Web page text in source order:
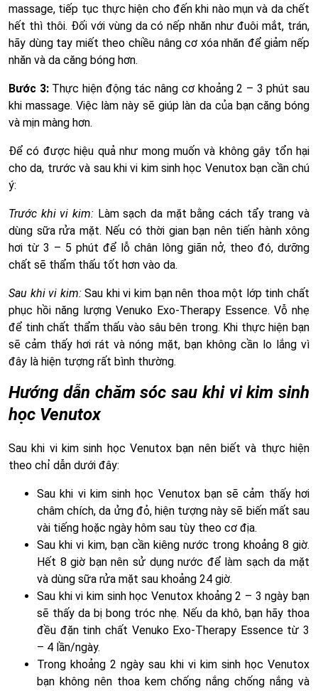
massage, tiếp tục thực hiện cho đến khi nào mụn và da chết
hết thì thôi. Đối với vùng da có nếp nhăn như đuôi mắt, trán,
hãy dùng tay miết theo chiều nâng cơ xóa nhăn để giảm nếp
nhăn và da căng bóng hơn.
Bước 3:Thực hiện động tác nâng cơ khoảng 2 – 3 phút sau
khi massage. Việc làm này sẽ giúp làn da của bạn căng bóng
và mịn màng hơn.
Để có được hiệu quả như mong muốn và không gây tổn hại
cho da, trước và sau khi vi kim sinh học Venutox bạn cần chú
ý:
Trước khi vi kim: Làm sạch da mặt bằng cách tẩy trang và
dùng sữa rửa mặt. Nếu có thời gian bạn nên tiến hành xông
hơi từ 3 – 5 phút để lỗ chân lông giãn nở, theo đó, dưỡng
chất sẽ thẩm thấu tốt hơn vào da.
Sau khi vi kim:Sau khi vi kim bạn nên thoa một lớp tinh chất
phục hồi năng lượng Venuko Exo-Therapy Essence. Vỗ nhẹ
để tinh chất thẩm thấu vào sâu bên trong. Khi thực hiện bạn
sẽ cảm thấy hơi rát và nóng mặt, bạn không cần lo lắng vì
đây là hiện tượng rất bình thường.
Hướng dẫn chăm sóc sau khi vi kim sinh
học Venutox
Sau khi vi kim sinh học Venutox bạn nên biết và thực hiện
theo chỉ dẫn dưới đây:
Sau khi vi kim sinh học Venutox bạn sẽ cảm thấy hơi
châm chích, da ửng đỏ, hiện tượng này sẽ biến mất sau
vài tiếng hoặc ngày hôm sau tùy theo cơ địa.
Sau khi vi kim, bạn cần kiêng nước trong khoảng 8 giờ.
Hết 8 giờ bạn nên sử dụng nước để làm sạch da mặt
và dùng sữa rửa mặt sau khoảng 24 giờ.
Sau khi vi kim sinh học Venutox khoảng 2 – 3 ngày bạn
sẽ thấy da bị bong tróc nhẹ. Nếu da khô, bạn hãy thoa
đều đặn tinh chất Venuko Exo-Therapy Essence từ 3
– 4 lần/ngày.
Trong khoảng 2 ngày sau khi vi kim sinh học Venutox
bạn không nên thoa kem chống nắng chống nắng và